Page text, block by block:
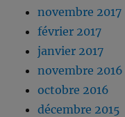
novembre 2017
février 2017
janvier 2017
novembre 2016
octobre 2016
décembre 2015